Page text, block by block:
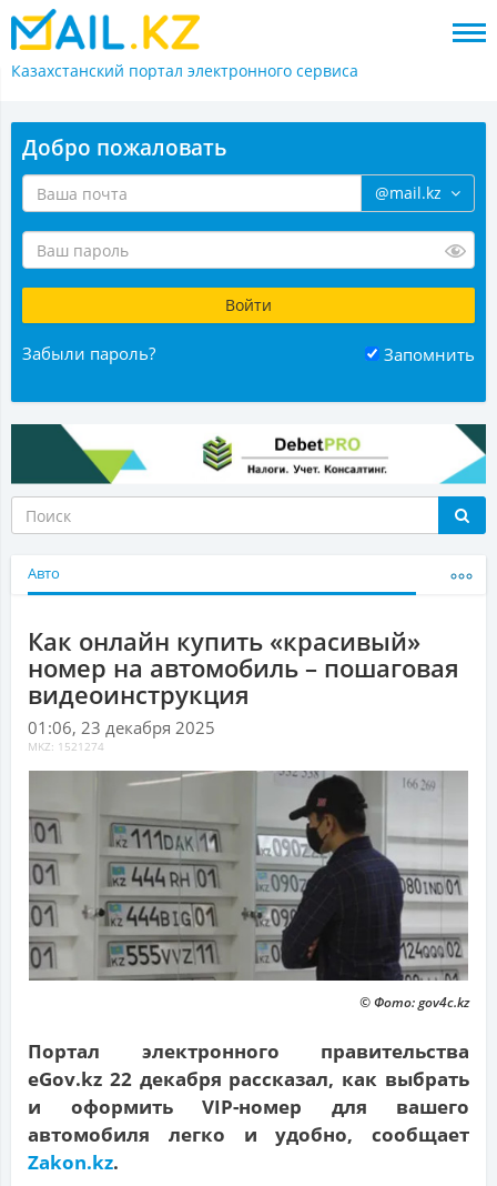
Казахстанский портал электронного сервиса
Добро пожаловать
@mail.kz
Забыли пароль? Запомнить
Авто
Как онлайн купить «красивый»
номер на автомобиль – пошаговая
видеоинструкция
01:06, 23 декабря 2025
MKZ: 1521274
© Фото: gov4c.kz
Портал электронного правительства
eGov.kz 22 декабря рассказал, как выбрать
и оформить VIP-номер для вашего
автомобиля легко и удобно, сообщает
Zakon.kz.